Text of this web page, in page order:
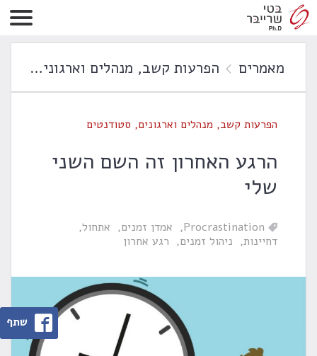
מאמרים הפרעות קשב, מנהלים וארגונים ,
הפרעות קשב, מנהלים וארגונים, סטודנטים
הרגע האחרון זה השם השני
שלי
Procrastination אמדן זמנים
אתחול
דחיינות
ניהול זמנים רגע אחרון
שתף